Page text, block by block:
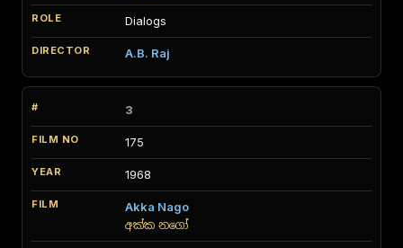
Dialogs
A.B. Raj
3
175
1968
Akka Nago
අක්ක නගෝ